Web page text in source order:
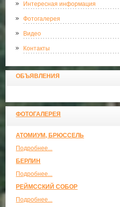
Интересная информация
Фотогалерея
Видео
Контакты
ОБЪЯВЛЕНИЯ
ФОТОГАЛЕРЕЯ
АТОМИУМ, БРЮССЕЛЬ
Подробнее...
БЕРЛИН
Подробнее...
РЕЙМССКИЙ СОБОР
Подробнее...